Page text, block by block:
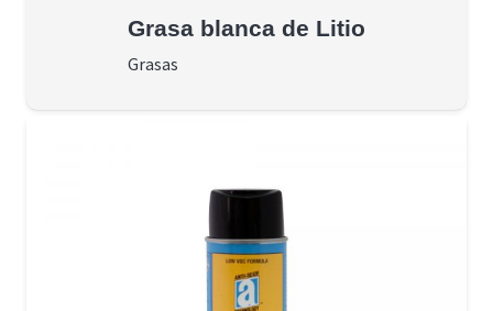
Grasa blanca de Litio
Grasas